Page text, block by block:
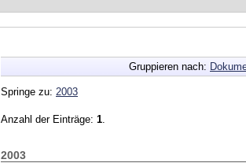
Gruppieren nach:
Springe zu: 2003
Anzahl der Einträge: 1
2003